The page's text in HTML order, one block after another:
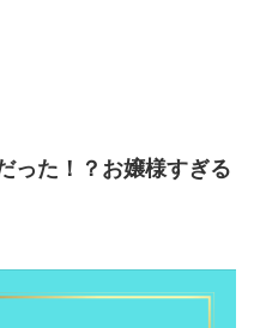
った！？お嬢様すぎる